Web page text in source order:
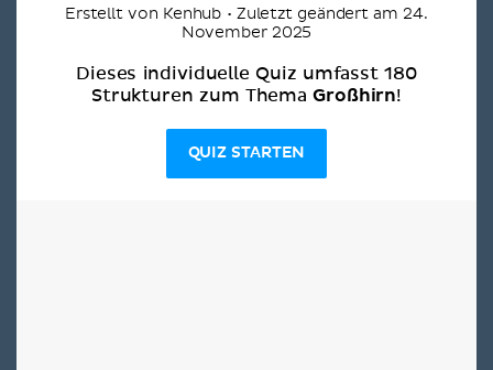
Erstellt von Kenhub • Zuletzt geändert am 24.
November 2025
Dieses individuelle Quiz umfasst 180
Strukturen zum ThemaGroßhirn!
QUIZ STARTEN